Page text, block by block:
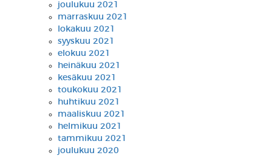
joulukuu 2021
marraskuu 2021
lokakuu 2021
syyskuu 2021
elokuu 2021
heinäkuu 2021
kesäkuu 2021
toukokuu 2021
huhtikuu 2021
maaliskuu 2021
helmikuu 2021
tammikuu 2021
joulukuu 2020